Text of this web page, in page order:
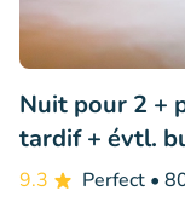
Nuit pour 2 +
tardif + évtl.
9.3 Perfect •